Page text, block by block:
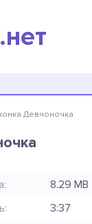
Девчоночка
8.29 MB
3:37